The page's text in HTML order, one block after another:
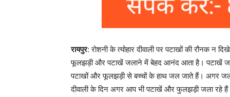
रायपुर: रोशनी के त्योहार दीवाली पर पटाखों की रौनक न
फूलझड़ी और पटाखें जलाने में बेहद आनंद आता है। पटाखें
पटाखों और फूलझड़ी से बच्चों के हाथ जल जाते हैं। अगर जली
दीवाली के दिन अगर आप भी पटाखें और फुलझड़ी जला रहे हैं